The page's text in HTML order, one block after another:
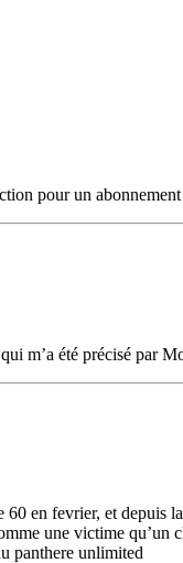
pour un
m’a été précisé par
en fevrier, et depuis
une victime qu’un
panthere unlimited